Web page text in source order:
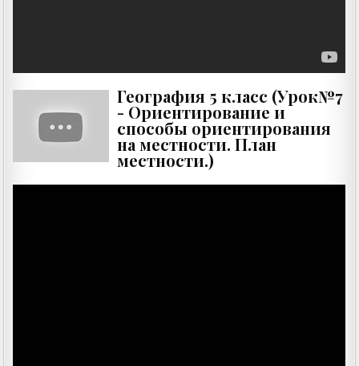
География 5 класс (Урок№7
- Ориентирование и
способы ориентирования
на местности. План
местности.)